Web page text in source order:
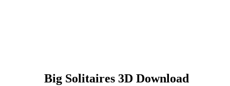
Big Solitaires 3D Download